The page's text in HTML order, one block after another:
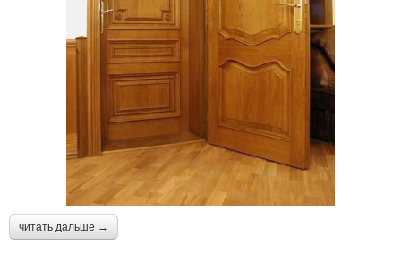
читать дальше →